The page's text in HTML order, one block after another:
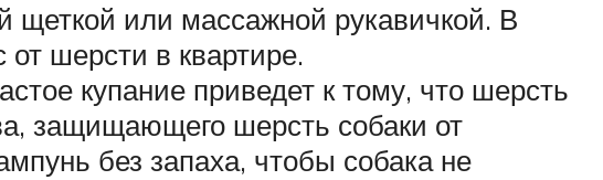
щеткой или массажной рукавичкой. В
шерсти в квартире.
купание приведет к тому, что шерсть
защищающего шерсть собаки от
без запаха, чтобы собака не